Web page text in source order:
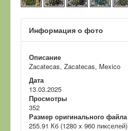
Информация о фото
Описание
Zacatecas, Zacatecas, Mexico
Дата
13.03.2025
Просмотры
352
Размер оригинального файла
255.91 Кб (1280 x 960 пикселей)